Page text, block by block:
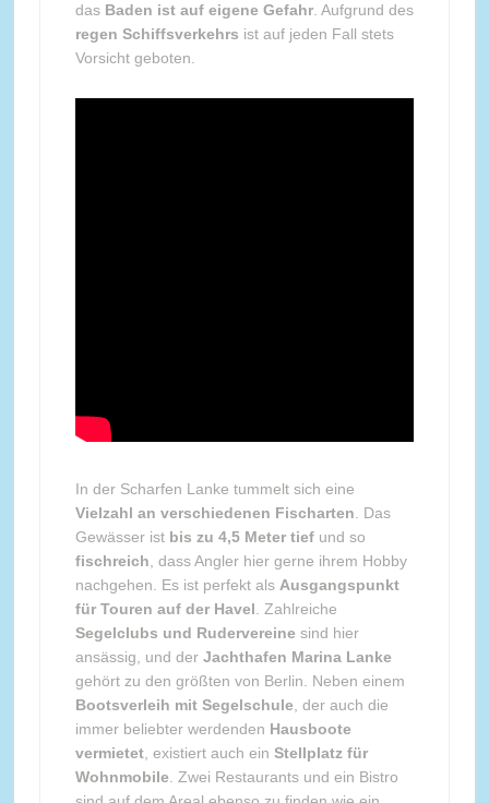
das Baden ist auf eigene Gefahr. Aufgrund des
regen Schiffsverkehrs ist auf jeden Fall stets
Vorsicht geboten.
In der Scharfen Lanke tummelt sich eine
Vielzahl an verschiedenen Fischarten . Das
Gewässer ist bis zu 4,5 Meter tiefund so
fischreich , dass Angler hier gerne ihrem Hobby
nachgehen. Es ist perfekt als Ausgangspunkt
für Touren auf der Havel . Zahlreiche
Segelclubs und Rudervereine sind hier
ansässig, und der Jachthafen Marina Lanke
gehört zu den größten von Berlin. Neben einem
Bootsverleih mit Segelschule , der auch die
immer beliebter werdenden Hausboote
vermietet, existiert auch ein Stellplatz für
Wohnmobile . Zwei Restaurants und ein Bistro